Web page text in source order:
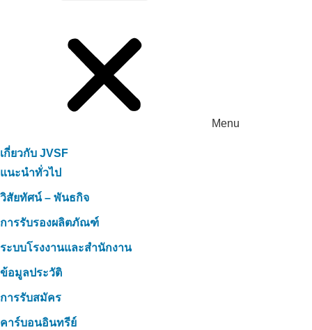
Menu
เกี่ยวกับ JVSF
แนะนำทั่วไป
วิสัยทัศน์ – พันธกิจ
การรับรองผลิตภัณฑ์
ระบบโรงงานและสำนักงาน
ข้อมูลประวัติ
การรับสมัคร
คาร์บอนอินทรีย์